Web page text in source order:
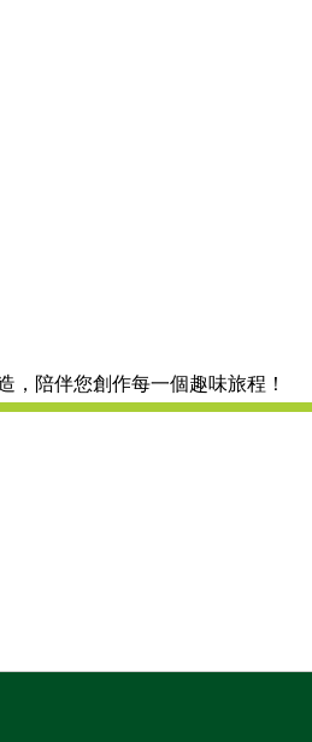
，陪伴您創作每一個趣味旅程！